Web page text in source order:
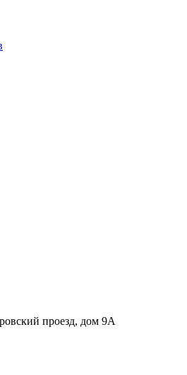
проезд, дом 9А